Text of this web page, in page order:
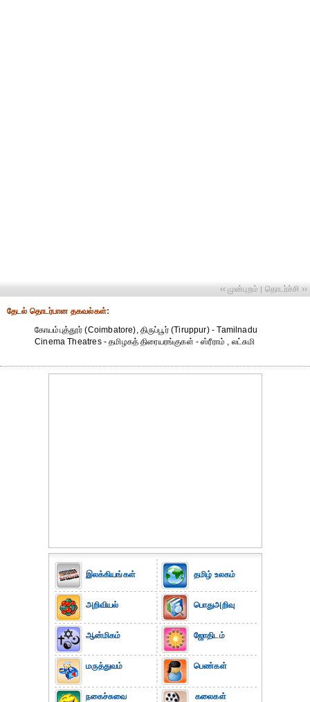
‹‹ முன்புறம் | தொடர்ச்சி ››
தேட‌ல் தொட‌ர்பான தகவ‌ல்க‌ள்:
கோயம்புத்தூர் (Coimbatore), திருப்பூர் (Tiruppur) - Tamilnadu
Cinema Theatres - தமிழகத் திரையரங்குகள் - ஸ்ரீராம் , லட்சுமி
இலக்கியங்கள்
அறிவியல்
ஆன்மிகம்
மருத்துவம்
நகைச்சுவை
தமிழ் உலகம்
பொதுஅறிவு
ஜோதிடம்
பெண்கள்
கலைகள்